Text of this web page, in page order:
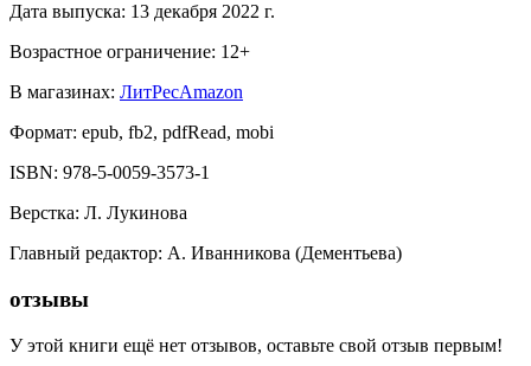
Дата выпуска: 13 декабря 2022 г.
Возрастное ограничение: 12+
В магазинах: ЛитРесAmazon
Формат: epub, fb2, pdfRead, mobi
ISBN: 978-5-0059-3573-1
Верстка: Л. Лукинова
Главный редактор: А. Иванникова (Дементьева)
отзывы
У этой книги ещё нет отзывов, оставьте свой отзыв первым!